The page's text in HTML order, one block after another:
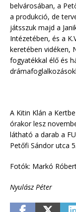
belvárosában, a
a produkció, de
játsszuk majd a
Intézetében, és a
keretében vidéken,
fogyatékkal élő és
A Kitin Klán a
órakor lesz
látható a darab a
Petőfi Sándor utca
Fotók: Markó
Nyulász Péter